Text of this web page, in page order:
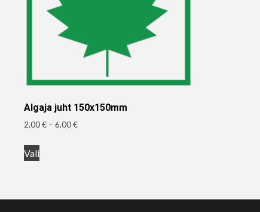
Algaja juht 150x150mm
2,00€ – 6,00€Hinnavahemik:
Vali